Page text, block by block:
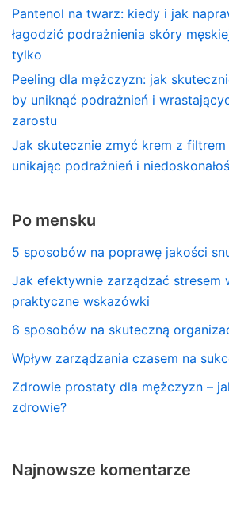
Pantenol na twarz: kiedy i jak
łagodzić podrażnienia skóry
tylko
Peeling dla mężczyzn: jak
by uniknąć podrażnień i
zarostu
Jak skutecznie zmyć krem z filtrem
unikając podrażnień i
Po mensku
5 sposobów na poprawę jakości
Jak efektywnie zarządzać stresem
praktyczne wskazówki
6 sposobów na skuteczną
Wpływ zarządzania czasem na
Zdrowie prostaty dla mężczyzn –
zdrowie?
Najnowsze komentarze